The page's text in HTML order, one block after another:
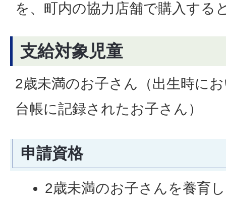
を、町内の協力店舗で購入する
支給対象児童
2歳未満のお子さん（出生時に
台帳に記録されたお子さん）
申請資格
2歳未満のお子さんを養育